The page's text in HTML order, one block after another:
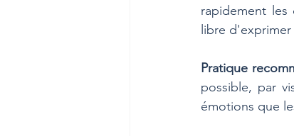
rapidement
libre
Pratique
possible, par
émotions que